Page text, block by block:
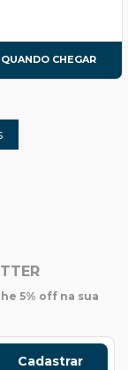
CHEGAR
5% off na sua
Cadastrar